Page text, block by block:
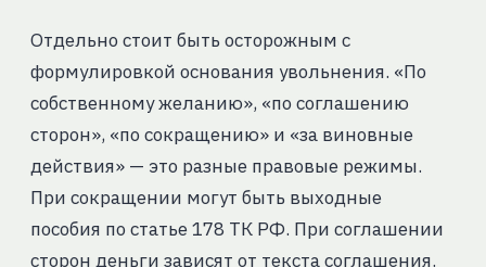
Отдельно стоит быть осторожным с
формулировкой основания увольнения. «По
собственному желанию», «по соглашению
сторон», «по сокращению» и «за виновные
действия» — это разные правовые режимы.
При сокращении могут быть выходные
пособия по статье 178 ТК РФ. При соглашении
сторон деньги зависят от текста соглашения.